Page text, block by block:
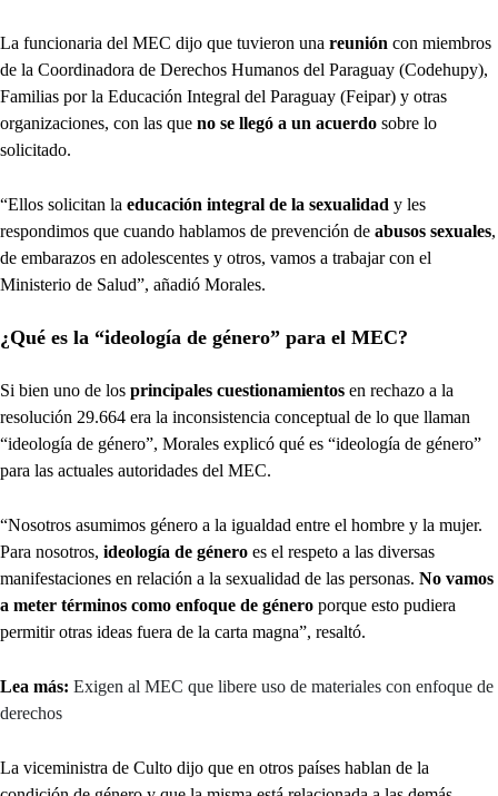
La funcionaria del MEC dijo que tuvieron una reunión con miembros
de la Coordinadora de Derechos Humanos del Paraguay (Codehupy),
Familias por la Educación Integral del Paraguay (Feipar) y otras
organizaciones, con las que no se llegó a un acuerdo sobre lo
solicitado.
“Ellos solicitan la educación integral de la sexualidad y les
respondimos que cuando hablamos de prevención de abusos sexuales,
de embarazos en adolescentes y otros, vamos a trabajar con el
Ministerio de Salud”, añadió Morales.
¿Qué es la “ideología de género” para el MEC?
Si bien uno de los principales cuestionamientos en rechazo a la
resolución 29.664 era la inconsistencia conceptual de lo que llaman
“ideología de género”, Morales explicó qué es “ideología de género”
para las actuales autoridades del MEC.
“Nosotros asumimos género a la igualdad entre el hombre y la mujer.
Para nosotros, ideología de género es el respeto a las diversas
manifestaciones en relación a la sexualidad de las personas. No vamos
a meter términos como enfoque de género porque esto pudiera
permitir otras ideas fuera de la carta magna”, resaltó.
Lea más: Exigen al MEC que libere uso de materiales con enfoque de
derechos
La viceministra de Culto dijo que en otros países hablan de la